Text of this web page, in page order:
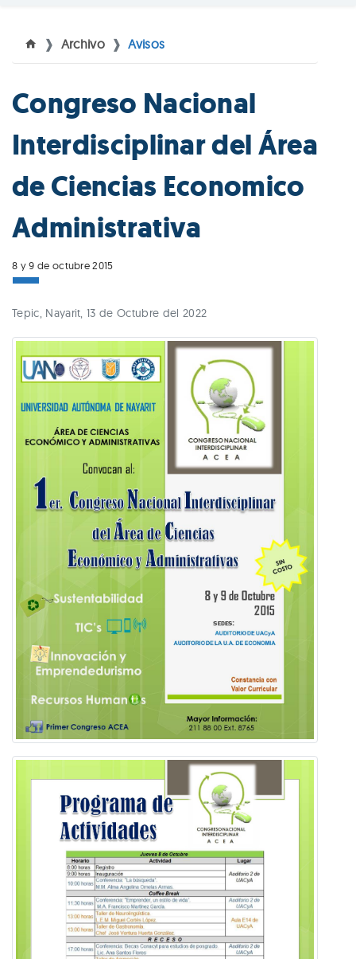
Archivo Avisos
Congreso Nacional
Interdisciplinar del Área
de Ciencias Economico
Administrativa
8 y 9 de octubre 2015
Tepic, Nayarit, 13 de Octubre del 2022